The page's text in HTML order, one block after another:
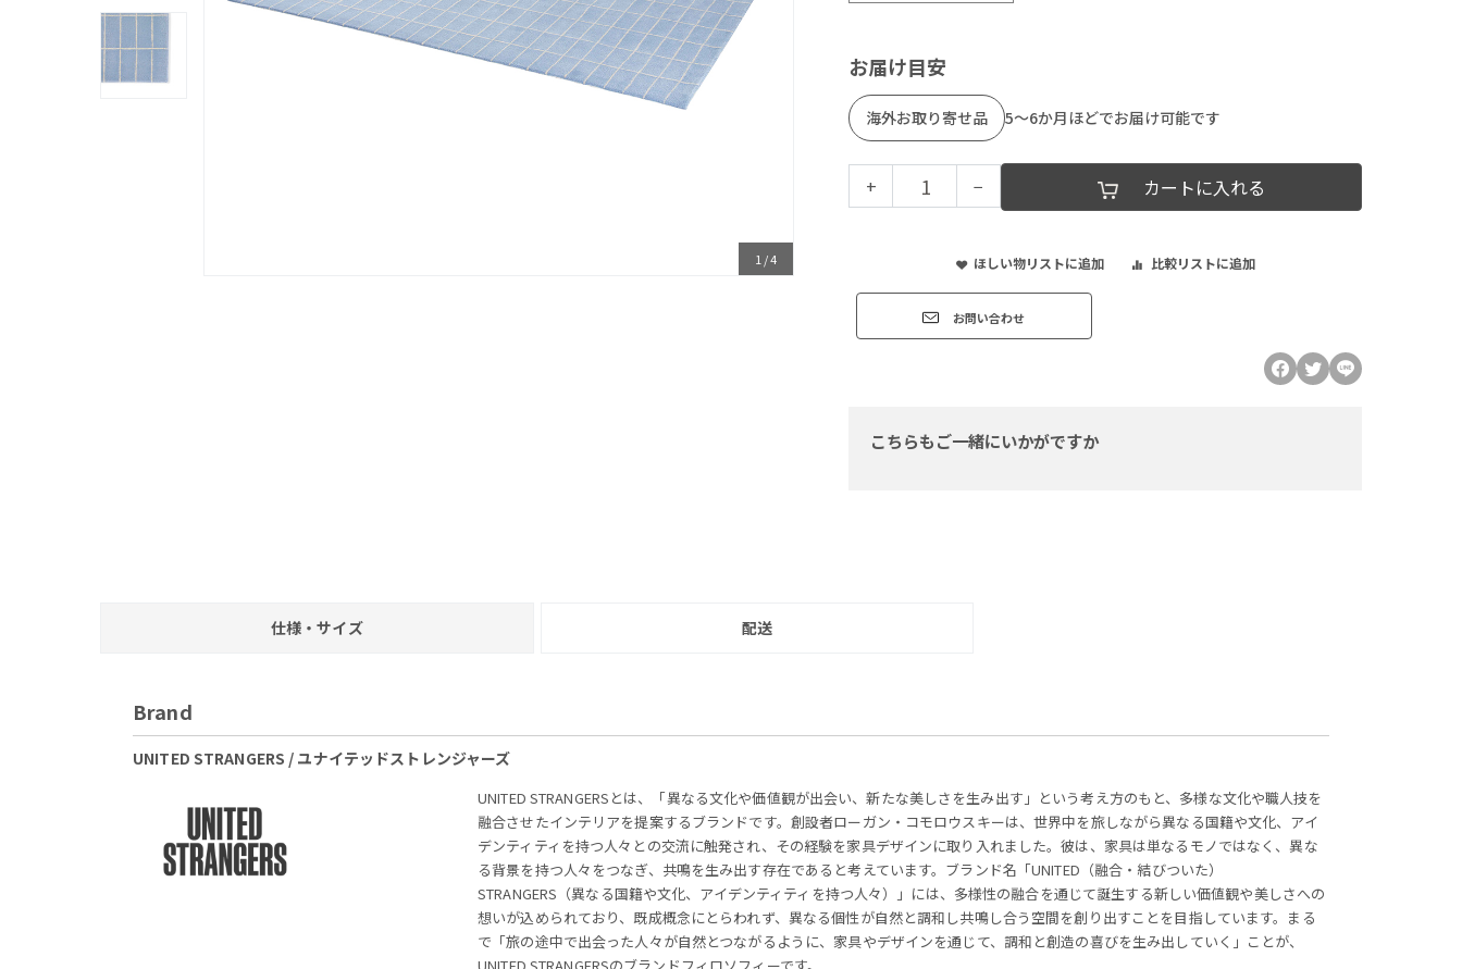
1 /4
お届け目安
海外お取り寄せ品 5～6か月ほどでお届け可能です
+ − カートに入れる
ほしい物リストに追加 比較リストに追加
お問い合わせ
こちらもご一緒にいかがですか
仕様・サイズ 配送
Brand
UNITED STRANGERS / ユナイテッドストレンジャーズ
UNITED STRANGERSとは、「異なる文化や価値観が出会い、新たな美しさを生み出す」という考え方のもと、多様な文化や職人技を
融合させたインテリアを提案するブランドです。創設者ローガン・コモロウスキーは、世界中を旅しながら異なる国籍や文化、アイ
デンティティを持つ人々との交流に触発され、その経験を家具デザインに取り入れました。彼は、家具は単なるモノではなく、異な
る背景を持つ人々をつなぎ、共鳴を生み出す存在であると考えています。ブランド名「UNITED（融合・結びついた）
STRANGERS（異なる国籍や文化、アイデンティティを持つ人々）」には、多様性の融合を通じて誕生する新しい価値観や美しさへの
想いが込められており、既成概念にとらわれず、異なる個性が自然と調和し共鳴し合う空間を創り出すことを目指しています。まる
で「旅の途中で出会った人々が自然とつながるように、家具やデザインを通じて、調和と創造の喜びを生み出していく」ことが、